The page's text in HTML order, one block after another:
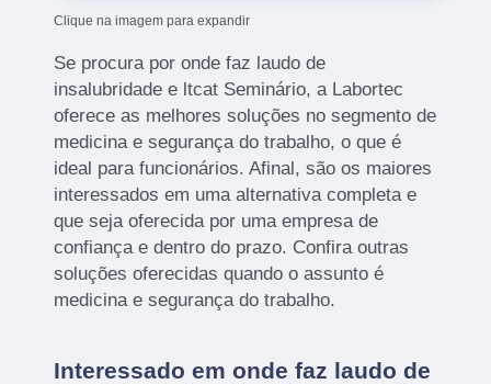
Clique na imagem para expandir
Se procura por onde faz laudo de
insalubridade e ltcat Seminário, a Labortec
oferece as melhores soluções no segmento de
medicina e segurança do trabalho, o que é
ideal para funcionários. Afinal, são os maiores
interessados em uma alternativa completa e
que seja oferecida por uma empresa de
confiança e dentro do prazo. Confira outras
soluções oferecidas quando o assunto é
medicina e segurança do trabalho.
Interessado em onde faz laudo de